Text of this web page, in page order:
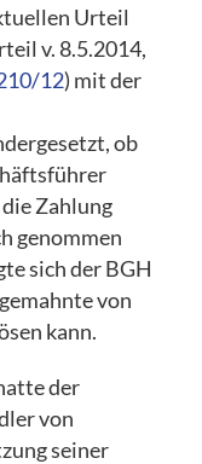
Urteil
v. 8.5.2014,
12) mit der
ob
Zahlung
genommen
sich der BGH
von
kann.
der
von
seiner